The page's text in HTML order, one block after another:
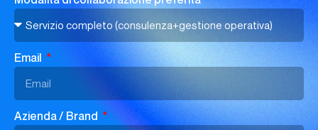
Email
Azienda / Brand